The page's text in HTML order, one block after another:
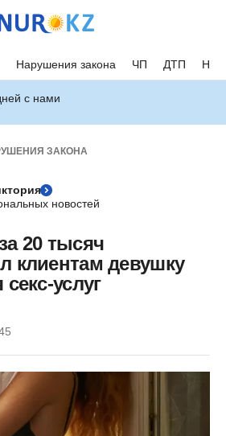
Нарушения закона ЧП ДТП
с нами
ЗАКОНА
новостей
20 тысяч
клиентам девушку
услуг